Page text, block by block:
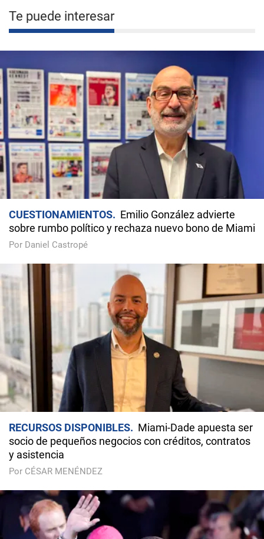
Te puede interesar
CUESTIONAMIENTOS
Emilio González advierte
sobre rumbo político y rechaza nuevo bono de Miami
Por Daniel Castropé
RECURSOS DISPONIBLES
Miami-Dade apuesta ser
socio de pequeños negocios con créditos, contratos
y asistencia
Por CÉSAR MENÉNDEZ